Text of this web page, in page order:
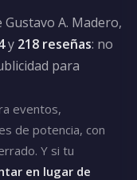
A. Madero,
y 218 reseñas: no
para
eventos,
de potencia, con
Y si tu
en lugar de